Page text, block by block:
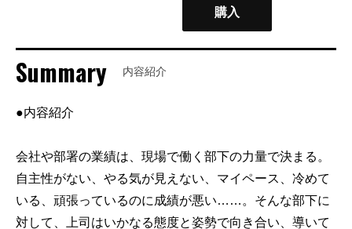
購入
Summary 内容紹介
●内容紹介
会社や部署の業績は、現場で働く部下の力量で決まる。
自主性がない、やる気が見えない、マイペース、冷めて
いる、頑張っているのに成績が悪い……。そんな部下に
対して、上司はいかなる態度と姿勢で向き合い、導いて